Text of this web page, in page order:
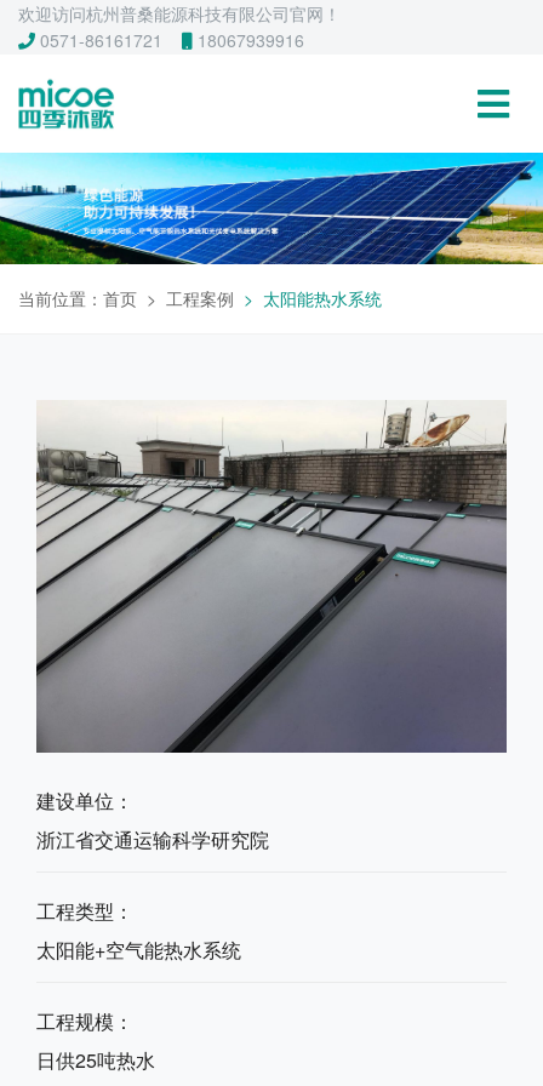
欢迎访问杭州普桑能源科技有限公司官网！
0571-86161721
18067939916
当前位置： 首页 工程案例 太阳能热水系统
建设单位：
浙江省交通运输科学研究院
工程类型：
太阳能+空气能热水系统
工程规模：
日供25吨热水